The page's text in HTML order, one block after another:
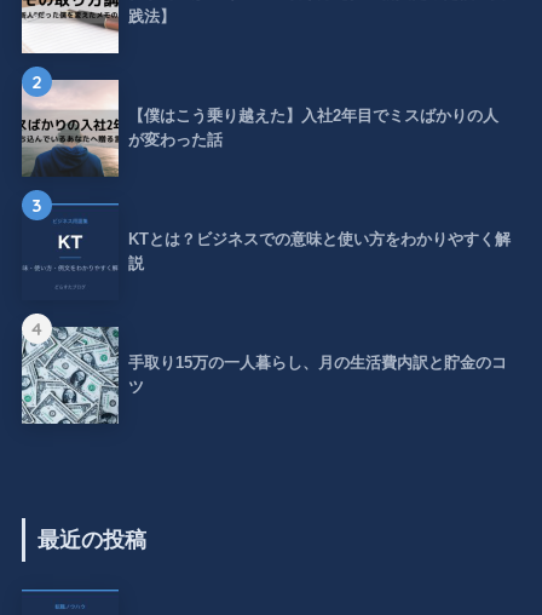
践法】
2
【僕はこう乗り越えた】入社2年目でミスばかりの人
が変わった話
3
KTとは？ビジネスでの意味と使い方をわかりやすく解
説
4
手取り15万の一人暮らし、月の生活費内訳と貯金のコ
ツ
最近の投稿